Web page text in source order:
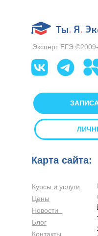
Курсы и услуги
Цены
Новости
Блог
Контакты
Карта сайта:
Эксперт ЕГЭ